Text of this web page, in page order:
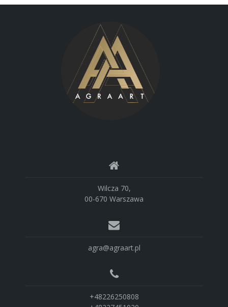
Wilcza 70,
00-670 Warszawa
agra@agraart.pl
+48226250808